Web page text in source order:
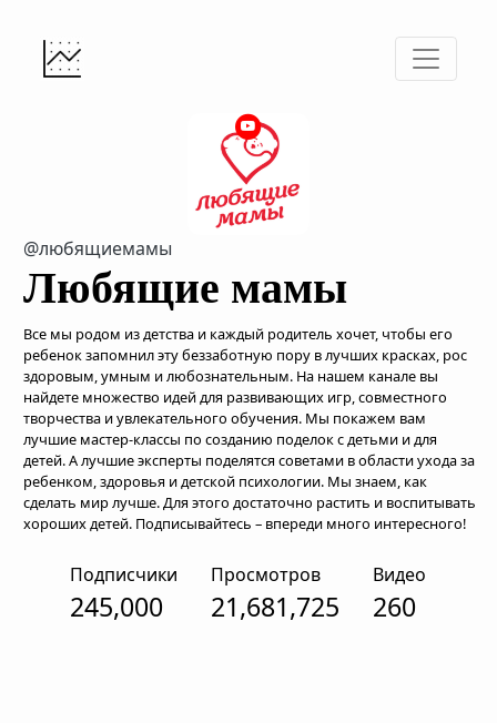
@любящиемамы
Любящие мамы
Все мы родом из детства и каждый родитель хочет, чтобы его
ребенок запомнил эту беззаботную пору в лучших красках, рос
здоровым, умным и любознательным. На нашем канале вы
найдете множество идей для развивающих игр, совместного
творчества и увлекательного обучения. Мы покажем вам
лучшие мастер-классы по созданию поделок с детьми и для
детей. А лучшие эксперты поделятся советами в области ухода за
ребенком, здоровья и детской психологии. Мы знаем, как
сделать мир лучше. Для этого достаточно растить и воспитывать
хороших детей. Подписывайтесь – впереди много интересного!
Подписчики
245,000
Просмотров
21,681,725
Видео
260